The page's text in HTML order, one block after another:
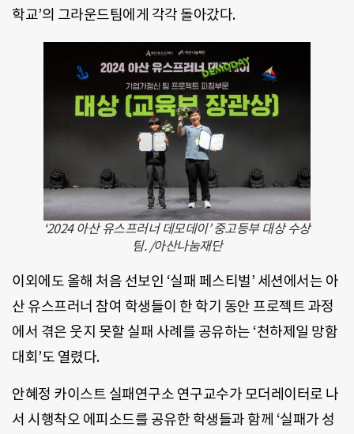
학교’의 그라운드팀에게 각각 돌아갔다.
‘2024 아산 유스프러너 데모데이’ 중고등부 대상 수상
팀. /아산나눔재단
이외에도 올해 처음 선보인 ‘실패 페스티벌’ 세션에서는 아
산 유스프러너 참여 학생들이 한 학기 동안 프로젝트 과정
에서 겪은 웃지 못할 실패 사례를 공유하는 ‘천하제일 망함
대회’도 열렸다.
안혜정 카이스트 실패연구소 연구교수가 모더레이터로 나
서 시행착오 에피소드를 공유한 학생들과 함께 ‘실패가 성